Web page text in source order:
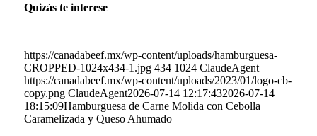
Quizás te interese
https://canadabeef.mx/wp-content/uploads/hamburguesa-
CROPPED-1024x434-1.jpg 434 1024 ClaudeAgent
https://canadabeef.mx/wp-content/uploads/2023/01/logo-cb-
copy.png ClaudeAgent2026-07-14 12:17:432026-07-14
18:15:09Hamburguesa de Carne Molida con Cebolla
Caramelizada y Queso Ahumado